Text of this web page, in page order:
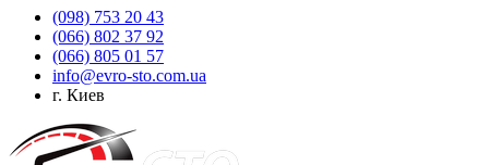
(098) 753 20 43
(066) 802 37 92
(066) 805 01 57
info@evro-sto.com.ua
г. Киев